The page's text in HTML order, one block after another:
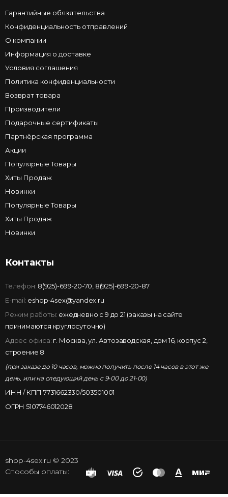
Гарантийные обязятельства
Конфиденциальность отправлений
О компании
Информация о доставке
Условия соглашения
Политика конфиденциальности
Возврат товара
Производители
Подарочные сертификаты
Партнёрская программа
Акции
Популярные Товары
Хиты Продаж
Новинки
Популярные Товары
Хиты Продаж
Новинки
Контакты
Телефон: 8(925)-699-20-70 8(925)-699-20-87
E-mail: eshop-4sex@yandex.ru
Режим работы: ежедневно с 9 до 21 (заказы на сайте
принимаются круглосуточно)
Адрес офиса: г. Москва, ул. Автозаводская, дом 16, корпус 2,
строение 8
(при заказе до 10 часов, можно получить после 14 часов в этот же
день, или на следующий день с 9-00 до 21-00)
ИНН / КПП 7731662330/503501001
ОГРН 5107746012028
shop-4sex.ru © 2023
Способы оплаты: